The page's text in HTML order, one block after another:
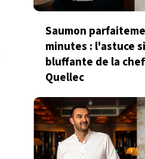
Saumon
minutes : l'astuce
bluffante de la
Quellec